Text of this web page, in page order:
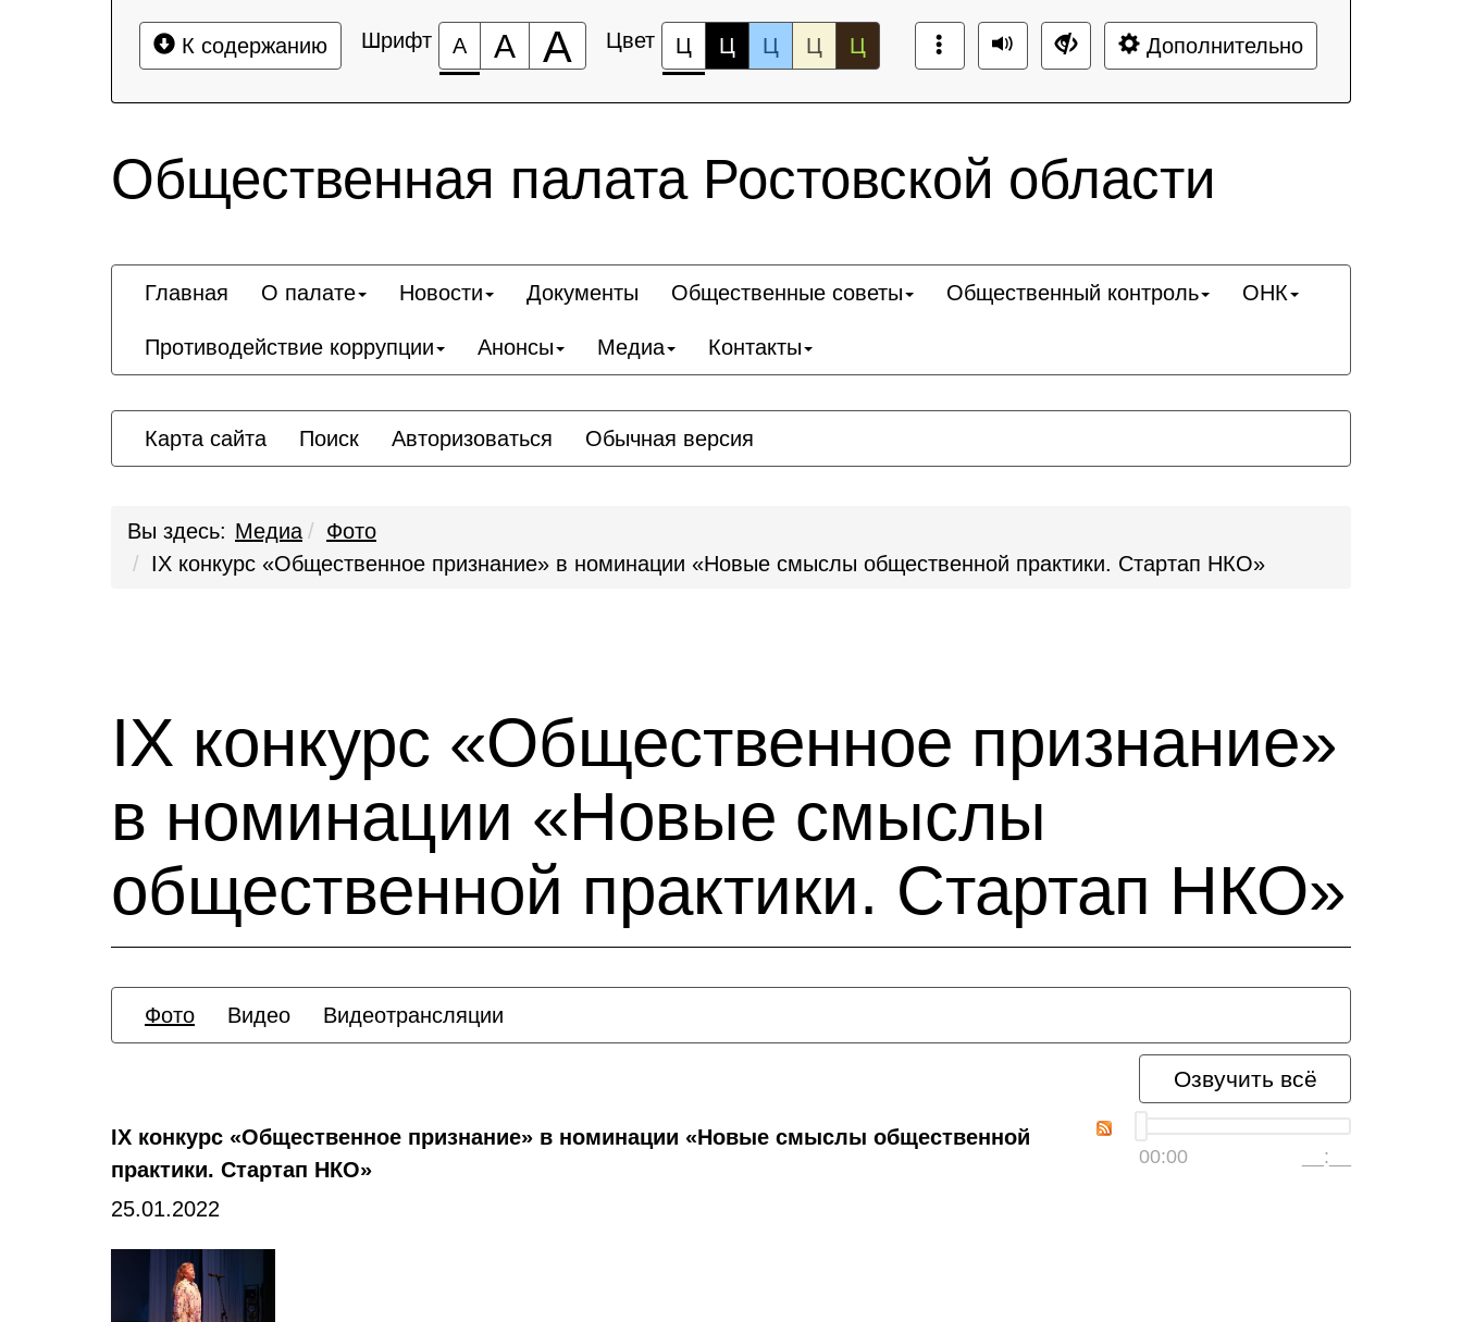
К содержанию Шрифт А А А Цвет Ц Ц Ц Ц Ц Дополнительно
Общественная палата Ростовской области
Главная О палате Новости Документы Общественные советы Общественный контроль ОНК
Противодействие коррупции Анонсы Медиа Контакты
Карта сайта Поиск Авторизоваться Обычная версия
Вы здесь: Медиа
Фото
IХ конкурс «Общественное признание» в номинации «Новые смыслы общественной практики. Стартап НКО»
IХ конкурс «Общественное признание»
в номинации «Новые смыслы
общественной практики. Стартап НКО»
Фото Видео Видеотрансляции
Озвучить всё
00:00 __:__
IХ конкурс «Общественное признание» в номинации «Новые смыслы общественной
практики. Стартап НКО»
25.01.2022